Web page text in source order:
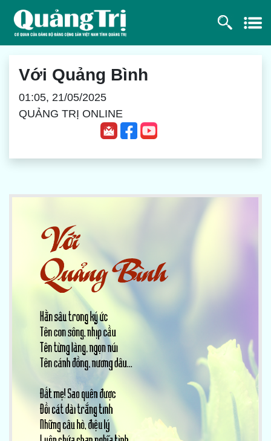
Với Quảng Bình
01:05, 21/05/2025
QUẢNG TRỊ ONLINE